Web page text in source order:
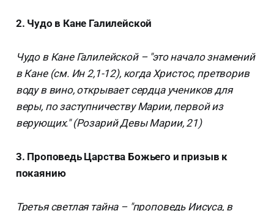
2. Чудо в Кане Галилейской
Чудо в Кане Галилейской – "это начало знамений
в Кане (см. Ин 2,1-12), когда Христос, претворив
воду в вино, открывает сердца учеников для
веры, по заступничеству Марии, первой из
верующих." (Розарий Девы Марии, 21)
3. Проповедь Царства Божьего и призыв к
покаянию
Третья светлая тайна – "проповедь Иисуса, в